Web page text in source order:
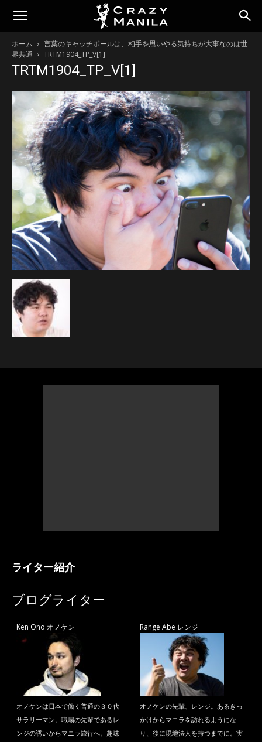
ホーム
言葉のキャッチボールは、相手を思いやる気持ちが大事なのは世
界共通
TRTM1904_TP_V[1]
TRTM1904_TP_V[1]
ライター紹介
ブログライター
Ken Ono オノケン
オノケンは日本で働く普通の３０代
サラリーマン。職場の先輩であるレ
ンジの誘いからマニラ旅行へ。趣味
Range Abe レンジ
オノケンの先輩、レンジ。あるきっ
かけからマニラを訪れるようにな
り、後に現地法人を持つまでに。実